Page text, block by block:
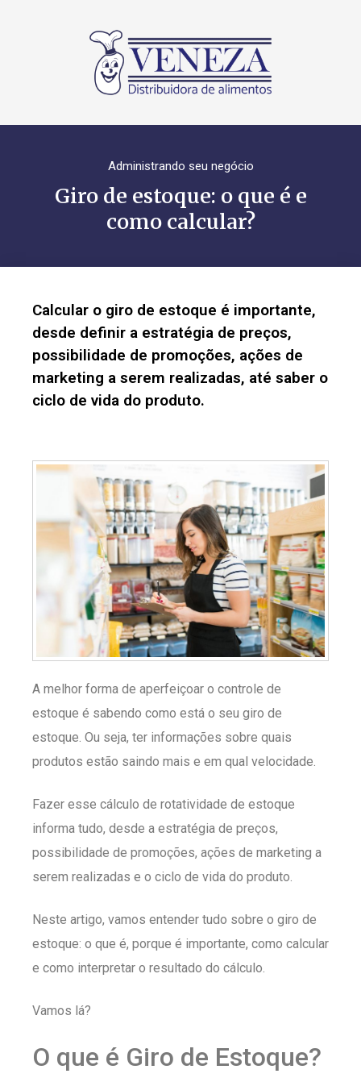
Administrando seu negócio
Giro de estoque: o que é e
como calcular?
Calcular o giro de estoque é importante,
desde definir a estratégia de preços,
possibilidade de promoções, ações de
marketing a serem realizadas, até saber o
ciclo de vida do produto.
A melhor forma de aperfeiçoar o controle de
estoque é sabendo como está o seu giro de
estoque. Ou seja, ter informações sobre quais
produtos estão saindo mais e em qual velocidade.
Fazer esse cálculo de rotatividade de estoque
informa tudo, desde a estratégia de preços,
possibilidade de promoções, ações de marketing a
serem realizadas e o ciclo de vida do produto.
Neste artigo, vamos entender tudo sobre o giro de
estoque: o que é, porque é importante, como calcular
e como interpretar o resultado do cálculo.
Vamos lá?
O que é Giro de Estoque?